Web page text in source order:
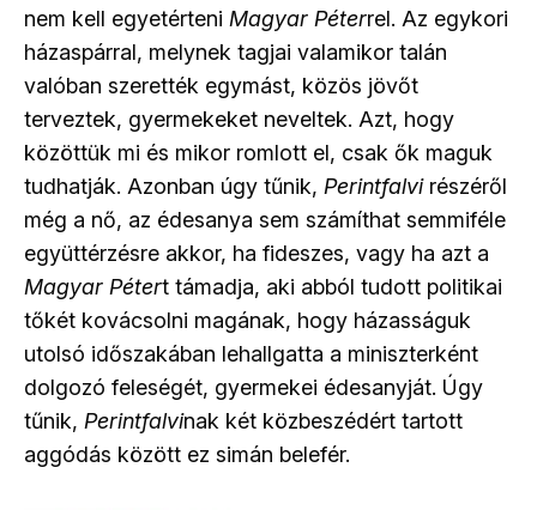
nem kell egyetérteni Magyar Péterrel. Az egykori
házaspárral, melynek tagjai valamikor talán
valóban szerették egymást, közös jövőt
terveztek, gyermekeket neveltek. Azt, hogy
közöttük mi és mikor romlott el, csak ők maguk
tudhatják. Azonban úgy tűnik, Perintfalvirészéről
még a nő, az édesanya sem számíthat semmiféle
együttérzésre akkor, ha fideszes, vagy ha azt a
Magyar Pétert támadja, aki abból tudott politikai
tőkét kovácsolni magának, hogy házasságuk
utolsó időszakában lehallgatta a miniszterként
dolgozó feleségét, gyermekei édesanyját. Úgy
tűnik, Perintfalvinak két közbeszédért tartott
aggódás között ez simán belefér.